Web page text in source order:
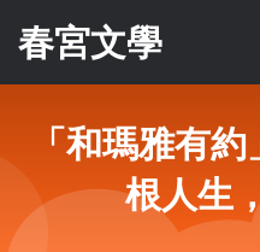
春宮文學
「和瑪雅有
根人生